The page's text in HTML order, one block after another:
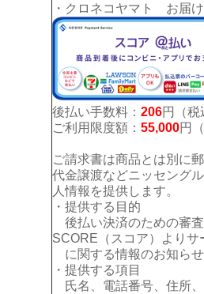
・クロネコヤマト お届
後払い手数料： 206円（税
ご利用限度額： 55,000円
ご請求書は商品とは別に
代金譲渡などニッセング
人情報を提供します。
・提供する目的
後払い決済のための審
SCORE（スコア）よりサ
に関する情報のお知ら
・提供する項目
氏名、電話番号、住所